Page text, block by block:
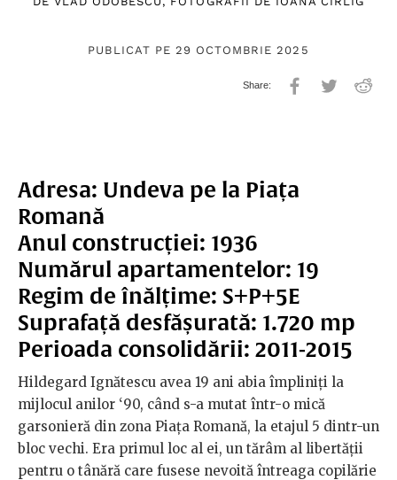
PUBLICAT PE 29 OCTOMBRIE 2025
Adresa: Undeva pe la Piața
Romană
Anul construcției: 1936
Numărul apartamentelor: 19
Regim de înălțime: S+P+5E
Suprafață desfășurată: 1.720 mp
Perioada consolidării: 2011-2015
Hildegard Ignătescu avea 19 ani abia împliniți la
mijlocul anilor ‘90, când s-a mutat într-o mică
garsonieră din zona Piața Romană, la etajul 5 dintr-un
bloc vechi. Era primul loc al ei, un tărâm al libertății
pentru o tânără care fusese nevoită întreaga copilărie